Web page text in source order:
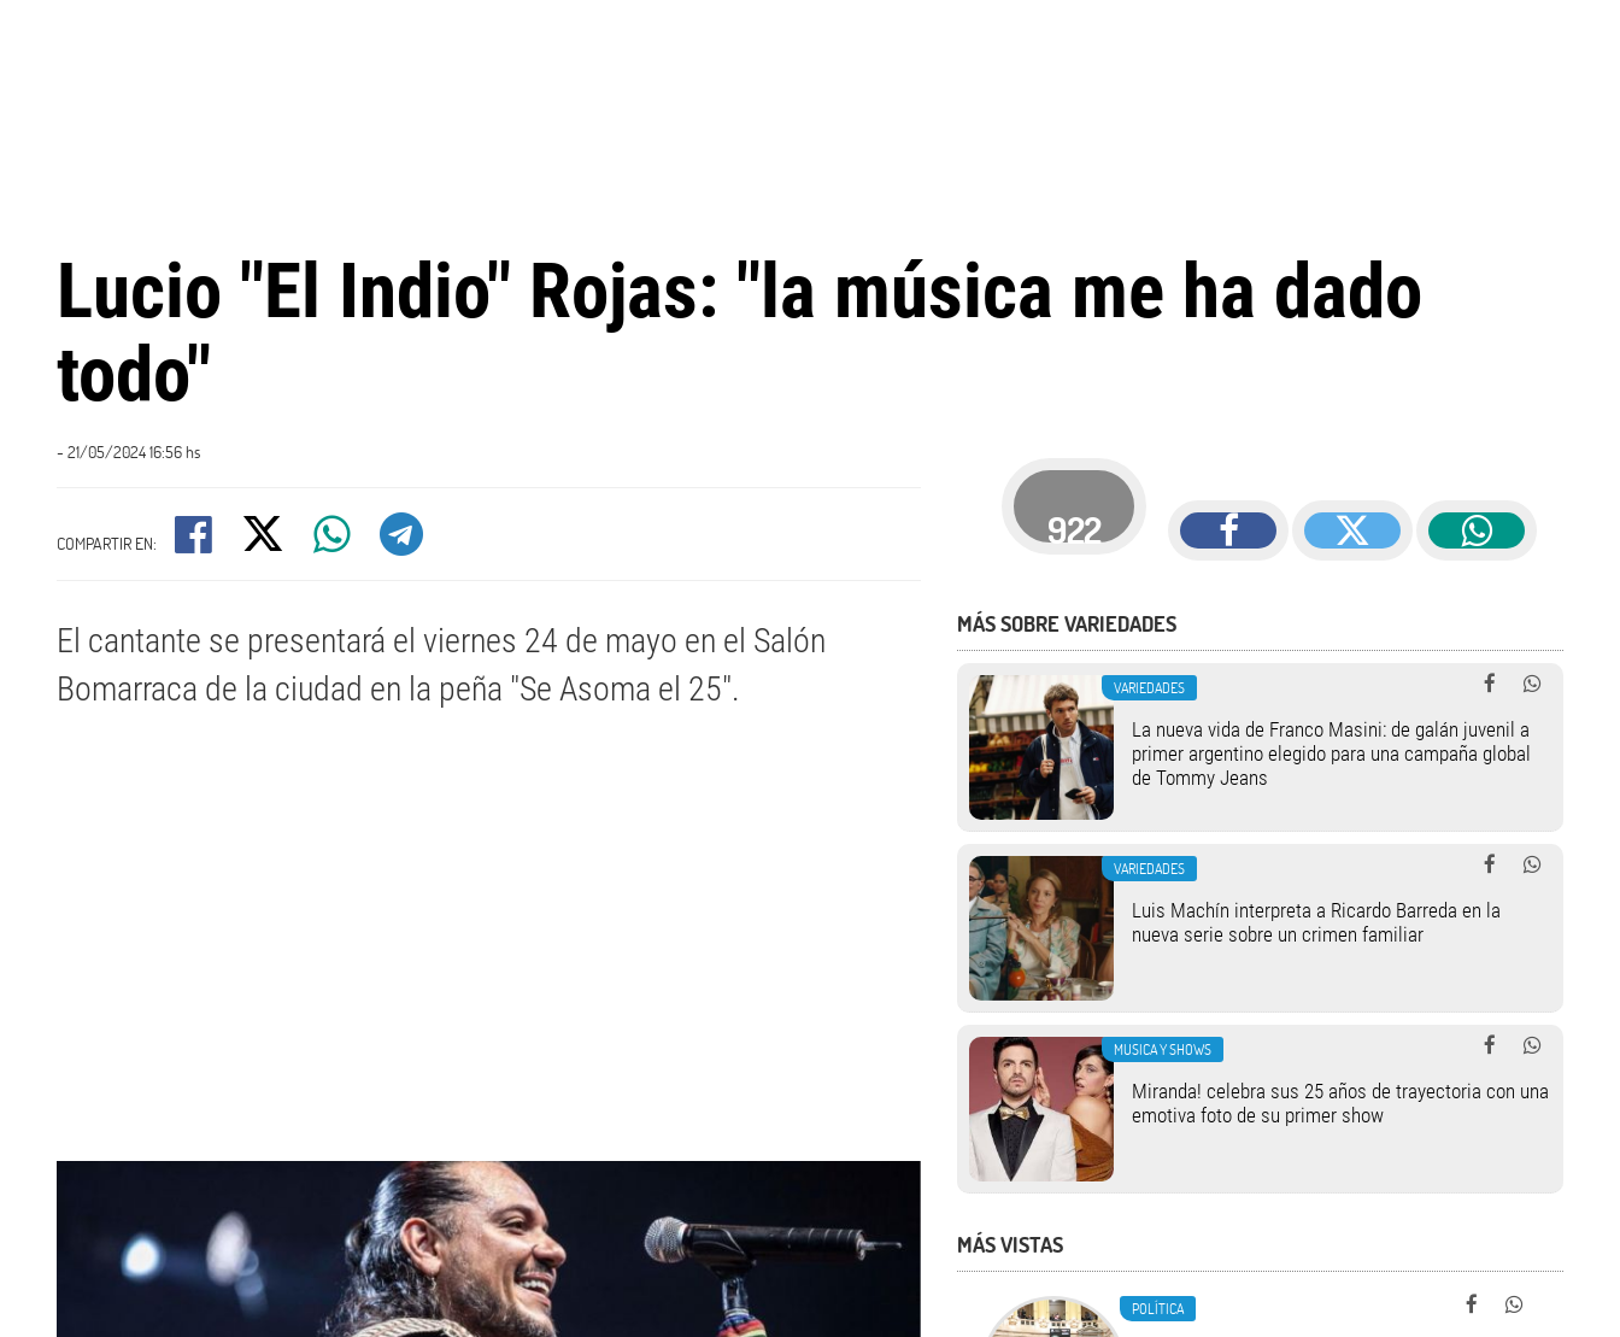
Lucio "El Indio" Rojas: "la música me ha dado
todo"
- 21/05/2024 16:56 hs
COMPARTIR EN:
El cantante se presentará el viernes 24 de mayo en el Salón
Bomarraca de la ciudad en la peña "Se Asoma el 25".
922
MÁS SOBRE VARIEDADES
VARIEDADES
La nueva vida de Franco Masini: de galán juvenil a
primer argentino elegido para una campaña global
de Tommy Jeans
VARIEDADES
Luis Machín interpreta a Ricardo Barreda en la
nueva serie sobre un crimen familiar
MUSICA Y SHOWS
Miranda! celebra sus 25 años de trayectoria con una
emotiva foto de su primer show
MÁS VISTAS
POLÍTICA